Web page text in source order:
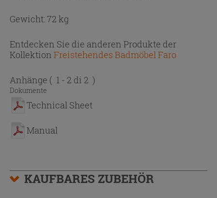
Gewicht: 72 kg
Entdecken Sie die anderen Produkte der
Kollektion Freistehendes Badmöbel Faro
Anhänge ( 1 - 2 di 2 )
Dokumente
Technical Sheet
Manual
KAUFBARES ZUBEHÖR